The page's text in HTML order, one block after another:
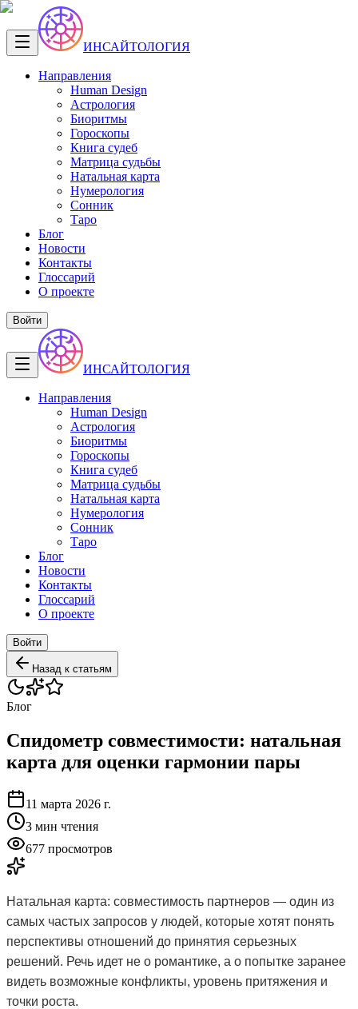
ИНСАЙТОЛОГИЯ
Направления
Human Design
Астрология
Биоритмы
Гороскопы
Книга судеб
Матрица судьбы
Натальная карта
Нумерология
Сонник
Таро
Блог
Новости
Контакты
Глоссарий
О проекте
Войти
ИНСАЙТОЛОГИЯ
Направления
Human Design
Астрология
Биоритмы
Гороскопы
Книга судеб
Матрица судьбы
Натальная карта
Нумерология
Сонник
Таро
Блог
Новости
Контакты
Глоссарий
О проекте
Войти
Назад к статьям
Блог
Спидометр совместимости: натальная
карта для оценки гармонии пары
11 марта 2026 г.
3 мин чтения
677 просмотров
Натальная карта: совместимость партнеров — один из
самых частых запросов у людей, которые хотят понять
перспективы отношений до принятия серьезных
решений. Речь идет не о романтике, а о попытке заранее
видеть возможные конфликты, уровень притяжения и
точки роста.